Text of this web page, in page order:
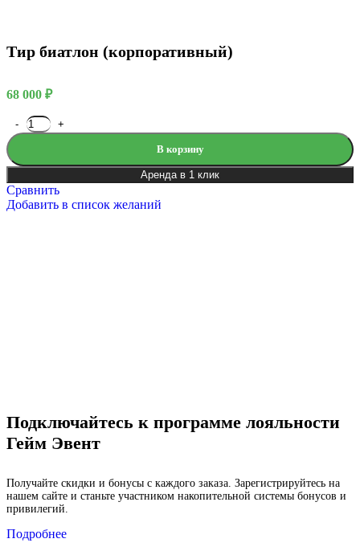
Тир биатлон (корпоративный)
68 000 ₽
В корзину
Аренда в 1 клик
Сравнить
Добавить в список желаний
Подключайтесь к программе лояльности
Гейм Эвент
Получайте скидки и бонусы с каждого заказа. Зарегистрируйтесь на
нашем сайте и станьте участником накопительной системы бонусов и
привилегий.
Подробнее